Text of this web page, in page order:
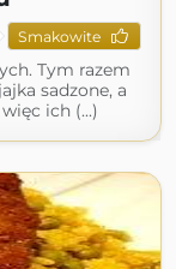
Smakowite
Tym razem
sadzone, a
ich (...)